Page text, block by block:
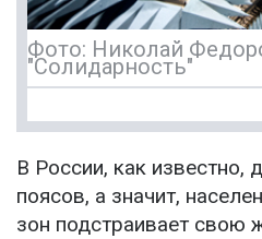
Фото: Николай
"Солидарность"
В России, как известно,
поясов, а значит,
зон подстраивает свою